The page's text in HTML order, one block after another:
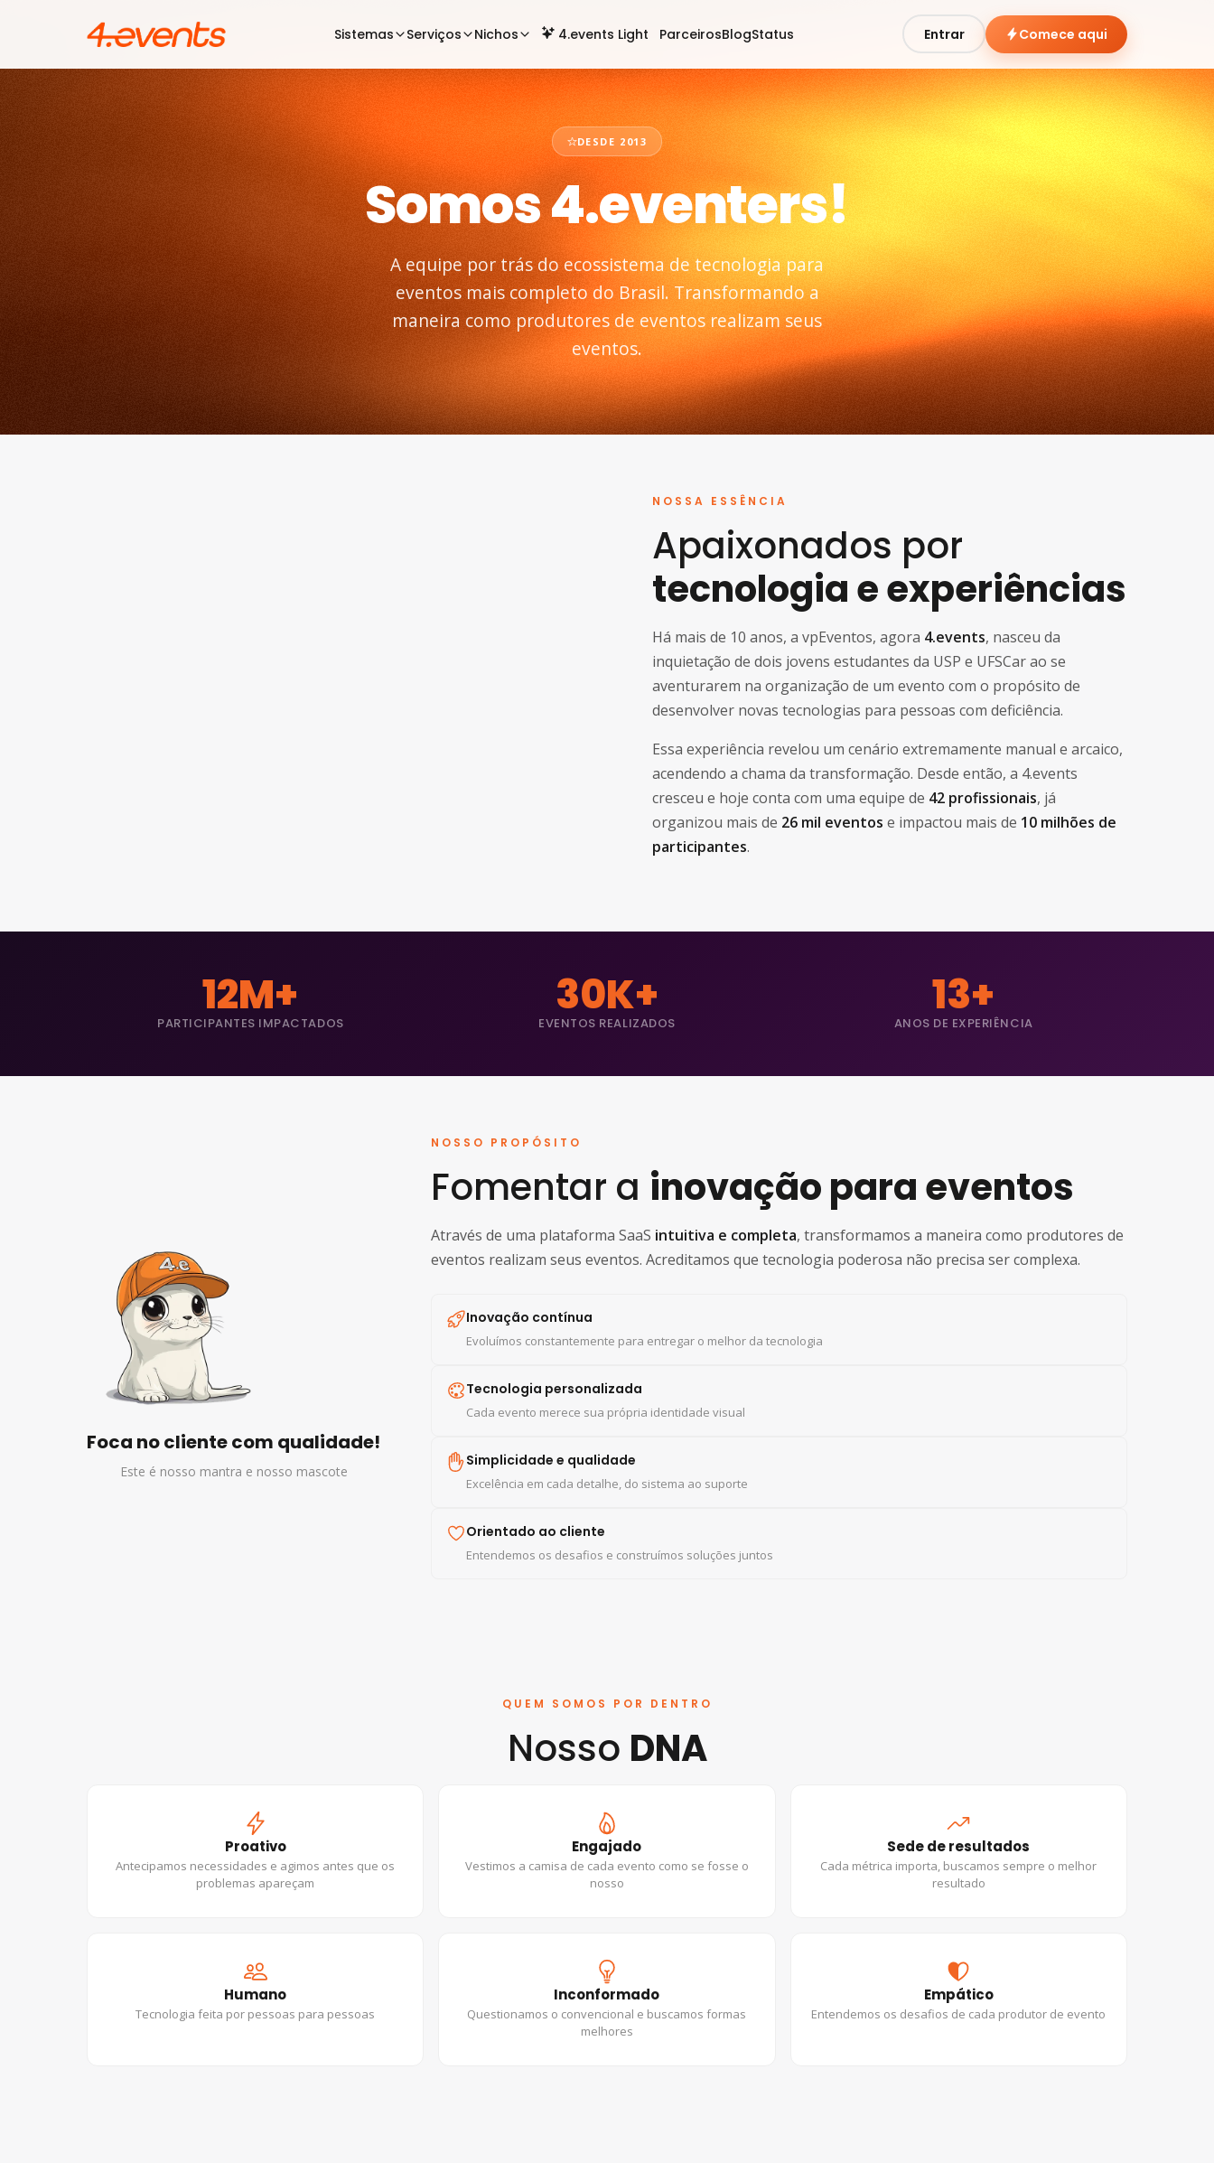
Sistemas Serviços Nichos 4.events Light ParceirosBlogStatus Entrar Comece aqui
DESDE 2013
Somos4.eventers!
A equipe por trás do ecossistema de tecnologia para
eventos mais completo do Brasil. Transformando a
maneira como produtores de eventos realizam seus
eventos.
NOSSA ESSÊNCIA
Apaixonados por
tecnologia e experiências
Há mais de 10 anos, a vpEventos, agora 4.events, nasceu da
inquietação de dois jovens estudantes da USP e UFSCar ao se
aventurarem na organização de um evento com o propósito de
desenvolver novas tecnologias para pessoas com deficiência.
Essa experiência revelou um cenário extremamente manual e arcaico,
acendendo a chama da transformação. Desde então, a 4.events
cresceu e hoje conta com uma equipe de 42 profissionais, já
organizou mais de 26 mil eventos e impactou mais de 10 milhões de
participantes.
12M+
PARTICIPANTES IMPACTADOS
30K+
EVENTOS REALIZADOS
13+
ANOS DE EXPERIÊNCIA
Foca no cliente com qualidade!
Este é nosso mantra e nosso mascote
NOSSO PROPÓSITO
Fomentar a inovação para eventos
Através de uma plataforma SaaS intuitiva e completa, transformamos a maneira como produtores de
eventos realizam seus eventos. Acreditamos que tecnologia poderosa não precisa ser complexa.
Inovação contínua
Evoluímos constantemente para entregar o melhor da tecnologia
Tecnologia personalizada
Cada evento merece sua própria identidade visual
Simplicidade e qualidade
Excelência em cada detalhe, do sistema ao suporte
Orientado ao cliente
Entendemos os desafios e construímos soluções juntos
QUEM SOMOS POR DENTRO
Nosso DNA
Proativo
Antecipamos necessidades e agimos antes que os
problemas apareçam
Engajado
Vestimos a camisa de cada evento como se fosse o
nosso
Sede de resultados
Cada métrica importa, buscamos sempre o melhor
resultado
Humano
Tecnologia feita por pessoas para pessoas
Inconformado
Questionamos o convencional e buscamos formas
melhores
Empático
Entendemos os desafios de cada produtor de evento